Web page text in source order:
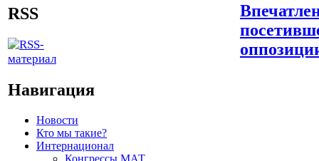
RSS
Навигация
Новости
Кто мы такие?
Интернационал
Конгрессы МАТ